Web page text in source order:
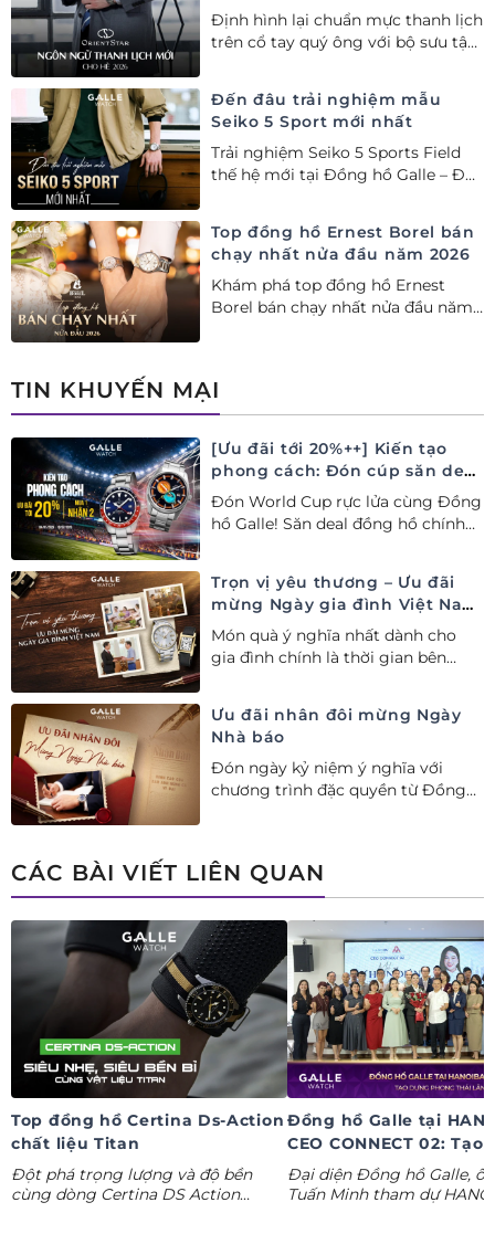
Định hình lại chuẩn mực thanh lịch
trên cổ tay quý ông với bộ sưu tập
Đến đâu trải nghiệm mẫu
Seiko 5 Sport mới nhất
Trải nghiệm Seiko 5 Sports Field
thế hệ mới tại Đồng hồ Galle – Đại
Top đồng hồ Ernest Borel bán
chạy nhất nửa đầu năm 2026
Khám phá top đồng hồ Ernest
Borel bán chạy nhất nửa đầu năm
TIN KHUYẾN MẠI
[Ưu đãi tới 20%++] Kiến tạo
phong cách: Đón cúp săn deal
– Siêu ưu đãi đồng hành cùng
World Cup
Đón World Cup rực lửa cùng Đồng
hồ Galle! Săn deal đồng hồ chính
Trọn vị yêu thương – Ưu đãi
mừng Ngày gia đình Việt Nam
28/06
Món quà ý nghĩa nhất dành cho
gia đình chính là thời gian bên
Gia đình Việt Nam.
Ưu đãi nhân đôi mừng Ngày
Nhà báo
Đón ngày kỷ niệm ý nghĩa với
chương trình đặc quyền từ Đồng
CÁC BÀI VIẾT LIÊN QUAN
Top đồng hồ Certina Ds-Action
chất liệu Titan
Đột phá trọng lượng và độ bền
cùng dòng Certina DS Action
Đồng hồ Galle tại
CEO CONNECT 02: Tạo
phong thái lãnh đạo kỷ
nguyên AI
Đại diện Đồng hồ Galle,
Tuấn Minh tham dự